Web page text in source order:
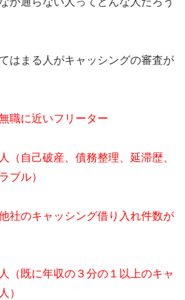
はまる人がキャッシングの審査が
職に近いフリーター
（自己破産、債務整理、延滞歴、
ブル）
社のキャッシング借り入れ件数が
（既に年収の３分の１以上のキャ
）